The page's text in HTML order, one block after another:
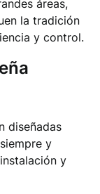
áreas,
la tradición
y control.
diseñadas
y
y